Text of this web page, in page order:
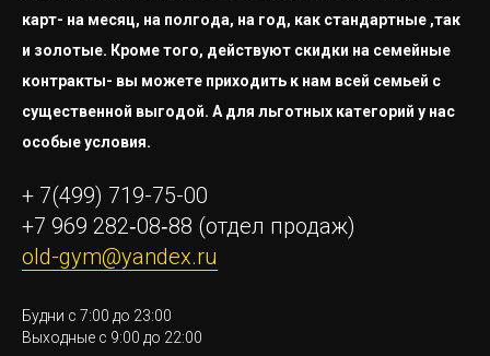
карт- на месяц, на полгода, на год, как стандартные ,так
и золотые. Кроме того, действуют скидки на семейные
контракты- вы можете приходить к нам всей семьей с
существенной выгодой. А для льготных категорий у нас
особые условия.
+ 7(499) 719-75-00
+7 969 282‑08‑88 (отдел продаж)
old-gym@yandex.ru
Будни с 7:00 до 23:00
Выходные с 9:00 до 22:00